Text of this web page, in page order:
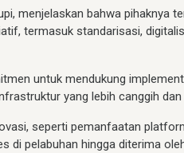
menjelaskan bahwa pihaknya
termasuk standarisasi,
untuk mendukung
yang lebih canggih dan
seperti pemanfaatan
di pelabuhan hingga diterima